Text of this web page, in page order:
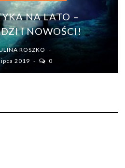
NA LATO –
I NOWOŚCI!
ROSZKO
2019
0